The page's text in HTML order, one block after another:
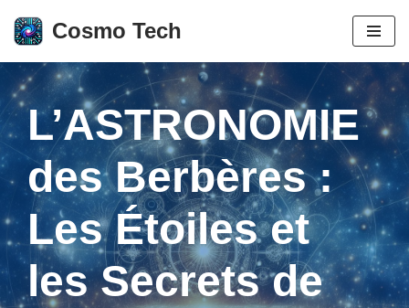
Aller
au
contenu
Cosmo Tech
L’ASTRONOMIE
des Berbères :
Les Étoiles et
les Secrets de